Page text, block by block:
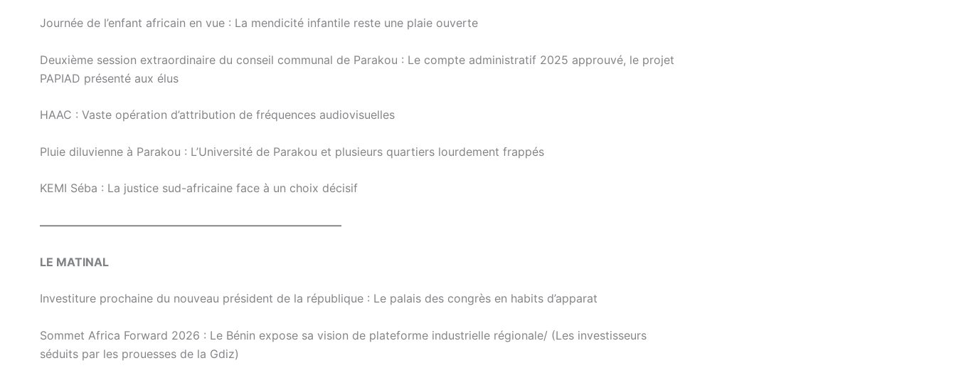
Journée de l’enfant africain en vue : La mendicité infantile reste une plaie ouverte
Deuxième session extraordinaire du conseil communal de Parakou : Le compte administratif 2025 approuvé, le projet
PAPIAD présenté aux élus
HAAC : Vaste opération d’attribution de fréquences audiovisuelles
Pluie diluvienne à Parakou : L’Université de Parakou et plusieurs quartiers lourdement frappés
KEMI Séba : La justice sud-africaine face à un choix décisif
——————————————————————————–
LE MATINAL
Investiture prochaine du nouveau président de la république : Le palais des congrès en habits d’apparat
Sommet Africa Forward 2026 : Le Bénin expose sa vision de plateforme industrielle régionale/ (Les investisseurs
séduits par les prouesses de la Gdiz)